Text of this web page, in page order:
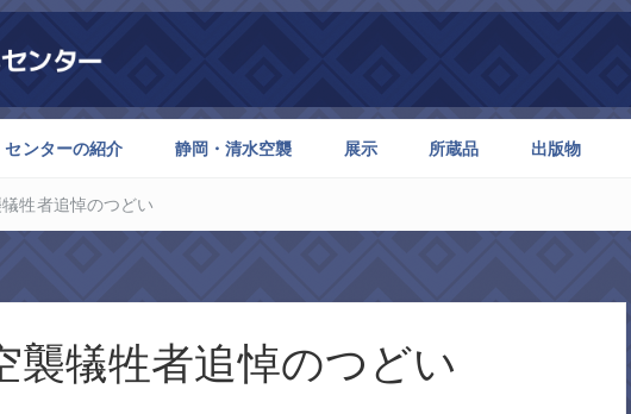
センターの紹介 静岡・清水空襲 展示 所蔵品 出版物
牲者追悼のつどい
襲犠牲者追悼のつどい